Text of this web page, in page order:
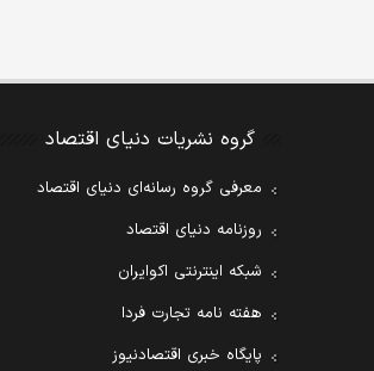
گروه نشریات دنیای اقتصاد
معرفی گروه رسانه‌ای دنیای اقتصاد
روزنامه دنیای اقتصاد
شبکه اینترنتی اکوایران
هفته نامه تجارت فردا
پایگاه خبری اقتصادنیوز